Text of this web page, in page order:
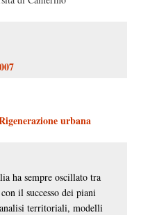
urbana
ha sempre oscillato tra
il successo dei piani
territoriali, modelli